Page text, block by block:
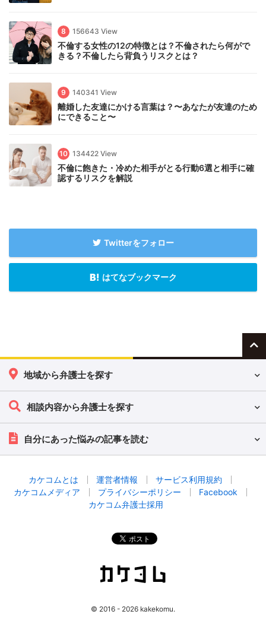
8 156643 View
不倫する女性の12の特徴とは？不倫されたら何がで
きる？不倫したら背負うリスクとは？
9 140341 View
離婚した友達にかける言葉は？〜あなたが友達のため
にできること〜
10 134422 View
不倫に飽きた・冷めた相手がとる行動6選と相手に確
認するリスクを解説
Twitterをフォロー
はてなブックマーク
地域から弁護士を探す
相談内容から弁護士を探す
自分にあった悩みの記事を読む
カケコムとは 運営者情報
サービス利用規約
カケコムメディア
プライバシーポリシー
Facebook
カケコム弁護士採用
© 2016 - 2026 kakekomu.